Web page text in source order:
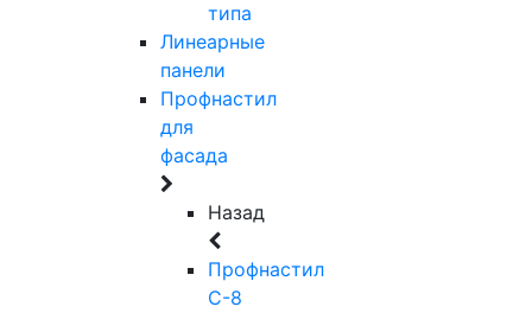
типа
Линеарные
панели
Профнастил
для
фасада
Назад
Профнастил
С-8